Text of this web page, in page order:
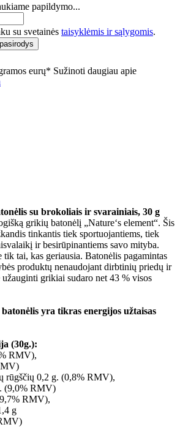
papildymo...
su svetainės taisyklėmis ir sąlygomis.
eurų* Sužinoti daugiau apie
su brokoliais ir svarainiais, 30 g
grikių batonėlį „Nature‘s element“. Šis
tinkantis tiek sportuojantiems, tiek
ir besirūpinantiems savo mityba.
tik tai, kas geriausia. Batonėlis pagamintas
produktų nenaudojant dirbtinių priedų ir
grikiai sudaro net 43 % visos
yra tikras energijos užtaisas
(30g.):
RMV),
rūgščių 0,2 g. (0,8% RMV),
(9,0% RMV)
RMV),
g